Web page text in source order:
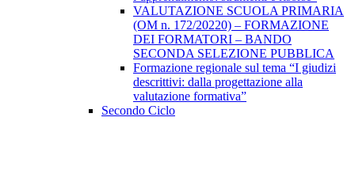
VALUTAZIONE SCUOLA PRIMARIA
(OM n. 172/20220) – FORMAZIONE
DEI FORMATORI – BANDO
SECONDA SELEZIONE PUBBLICA
Formazione regionale sul tema “I giudizi
descrittivi: dalla progettazione alla
valutazione formativa”
Secondo Ciclo